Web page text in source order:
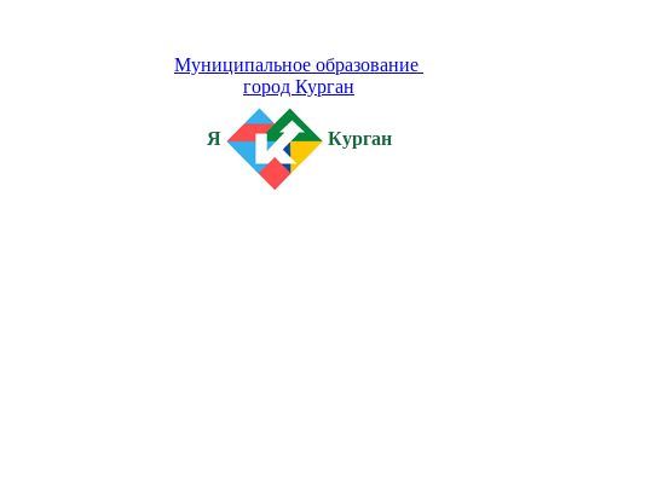
Муниципальное образование
город Курган
Я Курган